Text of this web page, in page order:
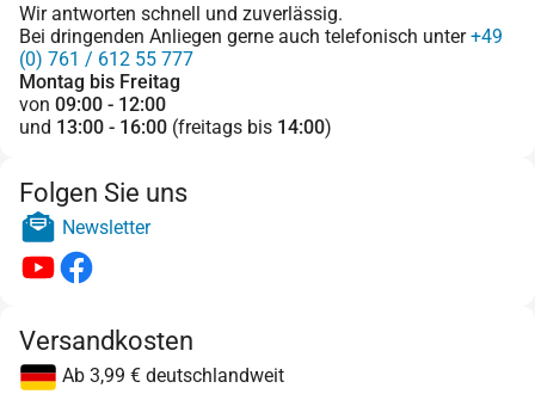
Wir antworten schnell und zuverlässig.
Bei dringenden Anliegen gerne auch telefonisch unter+49
(0) 761 / 612 55 777
Montag bis Freitag
von 09:00 - 12:00
und 13:00 - 16:00 (freitags bis 14:00)
Folgen Sie uns
Newsletter
Versandkosten
Ab 3,99 € deutschlandweit